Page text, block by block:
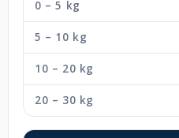
0 – 5 kg
5 – 10 kg
10 – 20 kg
20 – 30 kg